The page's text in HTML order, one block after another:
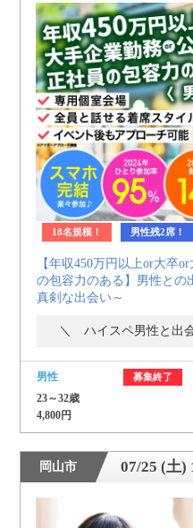
18名規模！ 男性残2席！
【年収450万円以上or大卒
の包容力のある】男性との
真剣な出会い～
＼ ハイスペ男性と出
男性 募集終了
23～32歳
4,800円
岡山市 07/25 (土)